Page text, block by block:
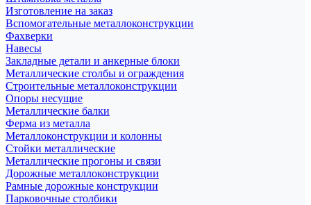
Изготовление на заказ
Вспомогательные металлоконструкции
Фахверки
Навесы
Закладные детали и анкерные блоки
Металлические столбы и ограждения
Строительные металлоконструкции
Опоры несущие
Металлические балки
Ферма из металла
Металлоконструкции и колонны
Стойки металлические
Металлические прогоны и связи
Дорожные металлоконструкции
Рамные дорожные конструкции
Парковочные столбики